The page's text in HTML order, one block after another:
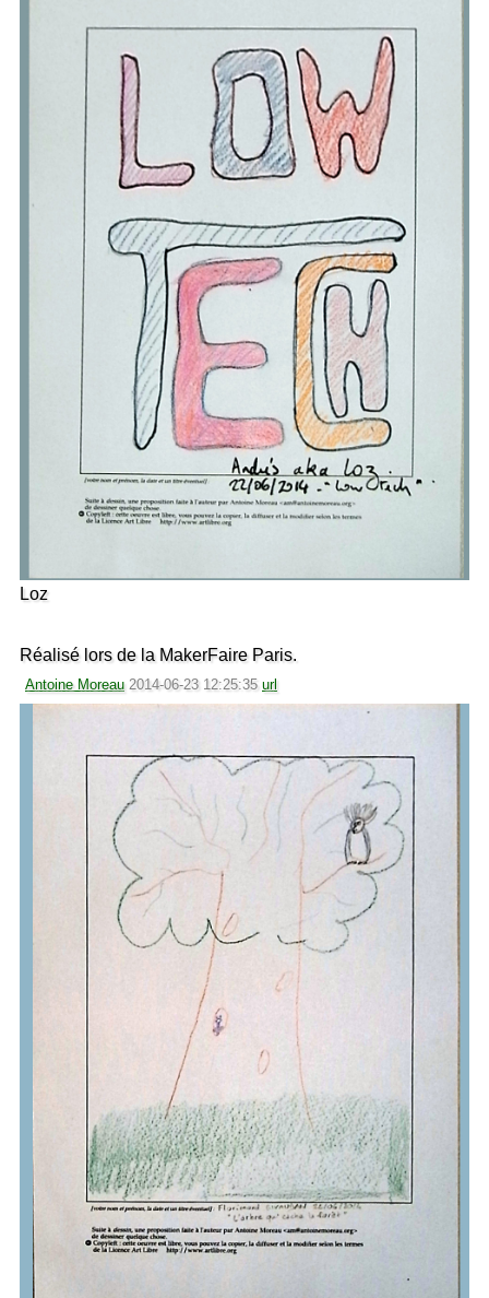
Loz
Réalisé lors de la MakerFaire Paris.
Antoine Moreau 2014-06-23 12:25:35 url